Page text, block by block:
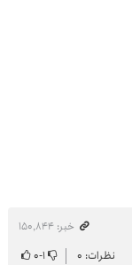
خبر: ۱۵۰٬۸۴۴
نظرات: ۰ ۱-۰